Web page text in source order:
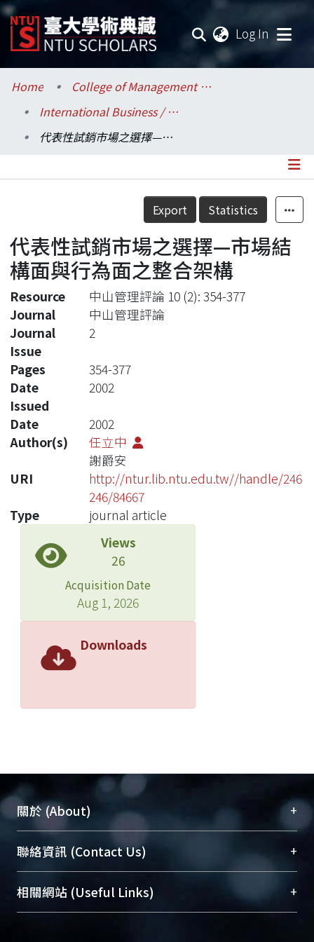
Log In
Communities & Collections
Research Outputs
Statistics
Home
College of Management / 管理學院
International Business / 國際企業學系
代表性試銷市場之選擇—市場結構面與行為面之整合架構
Details
Export Statistics
代表性試銷市場之選擇—市場結
構面與行為面之整合架構
Resource
中山管理評論 10 (2): 354-377
Journal
中山管理評論
Journal
Issue
2
Pages
354-377
Date
Issued
2002
Date
2002
Author(s)
任立中
謝爵安
URI
http://ntur.lib.ntu.edu.tw//handle/246
246/84667
Type
journal article
Views
26
Acquisition Date
Aug 1, 2026
Downloads
關於 (About) +
臺大位居世界頂尖大學之列，為永久珍藏及向國際
展現本校豐碩的研究成果及學術能量，圖書館整合
機構典藏（NTUR）與學術庫（AH）不同功能平
台，成為臺大學術典藏NTU scholars。期能整合研
聯絡資訊 (Contact Us) +
總館學科館員(Main Library)
醫學圖書館學科館員(Medical Library)
相關網站 (Useful Links) +